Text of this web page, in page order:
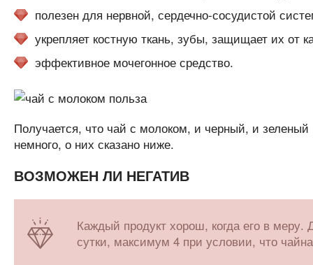
полезен для нервной, сердечно-сосудистой
укрепляет костную ткань, зубы, защищает их от
эффективное мочегонное средство.
Получается, что чай с молоком, и черный, и
немного, о них сказано ниже.
ВОЗМОЖЕН ЛИ НЕГАТИВ
Каждый продукт хорош, когда его в
сутки, максимум 4 при условии, что